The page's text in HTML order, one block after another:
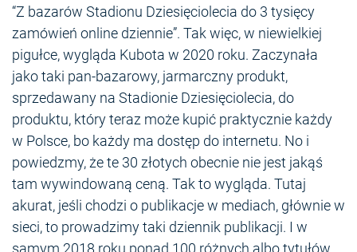
“Z bazarów Stadionu Dziesięciolecia do 3 tysięcy
zamówień online dziennie”. Tak więc, w niewielkiej
pigułce, wygląda Kubota w 2020 roku. Zaczynała
jako taki pan-bazarowy, jarmarczny produkt,
sprzedawany na Stadionie Dziesięciolecia, do
produktu, który teraz może kupić praktycznie każdy
w Polsce, bo każdy ma dostęp do internetu. No i
powiedzmy, że te 30 złotych obecnie nie jest jakąś
tam wywindowaną ceną. Tak to wygląda. Tutaj
akurat, jeśli chodzi o publikacje w mediach, głównie w
sieci, to prowadzimy taki dziennik publikacji. I w
samym 2018 roku ponad 100 różnych albo tytułów,